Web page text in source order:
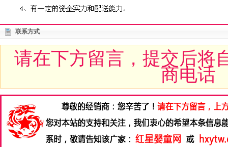
联系方式
请在下方留言，提交后将
商电话